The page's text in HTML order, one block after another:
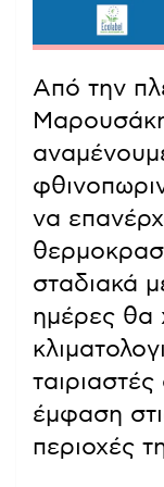
Από την
να
σταδιακά
ημέρες θα
έμφαση
περιοχές